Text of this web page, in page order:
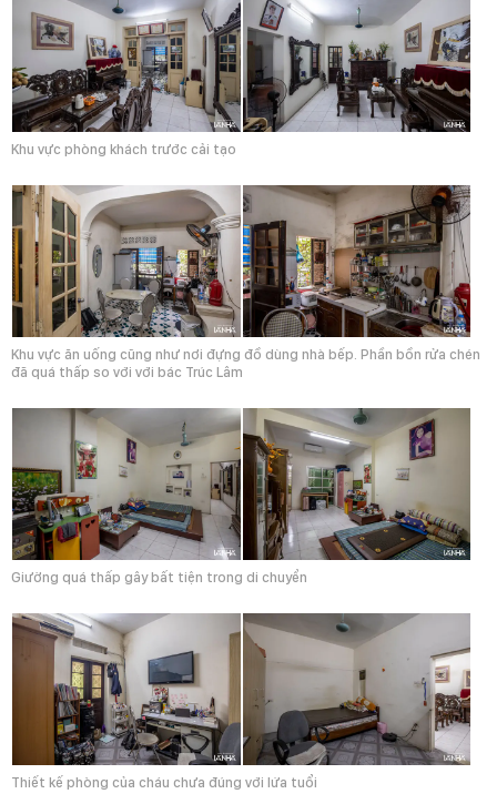
Khu vực phòng khách trước cải tạo
Khu vực ăn uống cũng như nơi đựng đồ dùng nhà bếp. Phần bồn rửa chén
đã quá thấp so với với bác Trúc Lâm
Giường quá thấp gây bất tiện trong di chuyển
Thiết kế phòng của cháu chưa đúng với lứa tuổi